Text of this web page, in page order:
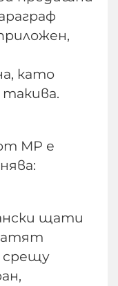
като
МР е
щати
срещу